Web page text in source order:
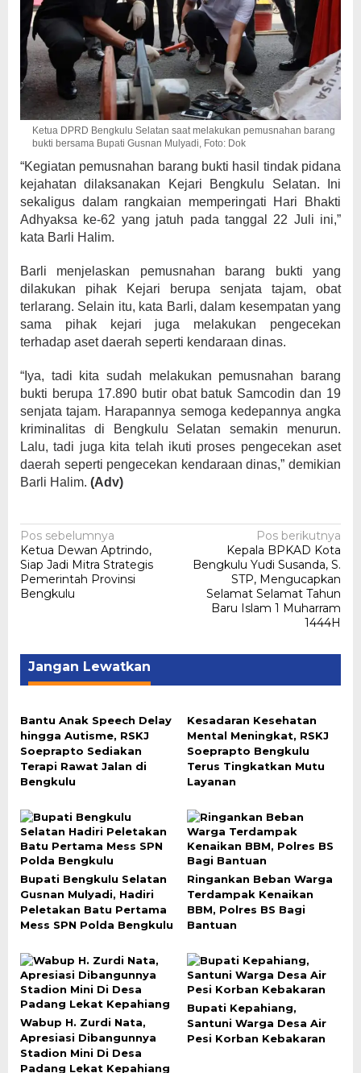
Ketua DPRD Bengkulu Selatan saat melakukan pemusnahan barang
bukti bersama Bupati Gusnan Mulyadi, Foto: Dok
“Kegiatan pemusnahan barang bukti hasil tindak pidana
kejahatan dilaksanakan Kejari Bengkulu Selatan. Ini
sekaligus dalam rangkaian memperingati Hari Bhakti
Adhyaksa ke-62 yang jatuh pada tanggal 22 Juli ini,”
kata Barli Halim.
Barli menjelaskan pemusnahan barang bukti yang
dilakukan pihak Kejari berupa senjata tajam, obat
terlarang. Selain itu, kata Barli, dalam kesempatan yang
sama pihak kejari juga melakukan pengecekan
terhadap aset daerah seperti kendaraan dinas.
“Iya, tadi kita sudah melakukan pemusnahan barang
bukti berupa 17.890 butir obat batuk Samcodin dan 19
senjata tajam. Harapannya semoga kedepannya angka
kriminalitas di Bengkulu Selatan semakin menurun.
Lalu, tadi juga kita telah ikuti proses pengecekan aset
daerah seperti pengecekan kendaraan dinas,” demikian
Barli Halim. (Adv)
Navigasi
pos
Pos sebelumnya
Ketua Dewan Aptrindo,
Siap Jadi Mitra Strategis
Pemerintah Provinsi
Bengkulu
Pos berikutnya
Kepala BPKAD Kota
Bengkulu Yudi Susanda, S.
STP, Mengucapkan
Selamat Selamat Tahun
Baru Islam 1 Muharram
1444H
Jangan Lewatkan
Bantu Anak Speech Delay
hingga Autisme, RSKJ
Soeprapto Sediakan
Terapi Rawat Jalan di
Bengkulu
Kesadaran Kesehatan
Mental Meningkat, RSKJ
Soeprapto Bengkulu
Terus Tingkatkan Mutu
Layanan
Bupati Bengkulu Selatan
Gusnan Mulyadi, Hadiri
Peletakan Batu Pertama
Mess SPN Polda Bengkulu
Ringankan Beban Warga
Terdampak Kenaikan
BBM, Polres BS Bagi
Bantuan
Wabup H. Zurdi Nata,
Apresiasi Dibangunnya
Stadion Mini Di Desa
Padang Lekat Kepahiang
Bupati Kepahiang,
Santuni Warga Desa Air
Pesi Korban Kebakaran